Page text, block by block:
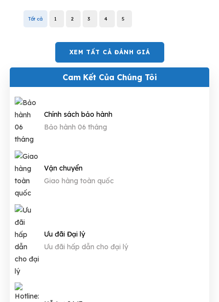
Tất cả 1 2 3 4 5
XEM TẤT CẢ ĐÁNH GIÁ
Cam Kết Của Chúng Tôi
Chính sách bảo hành
Bảo hành 06 tháng
Vận chuyển
Giao hàng toàn quốc
Ưu đãi Đại lý
Ưu đãi hấp dẫn cho đại lý